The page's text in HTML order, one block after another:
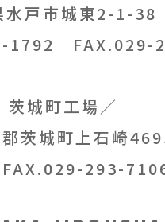
水戸市城東2-1-
1792
FAX.029-
茨城町工場／
郡茨城町上石崎
FAX.029-293-